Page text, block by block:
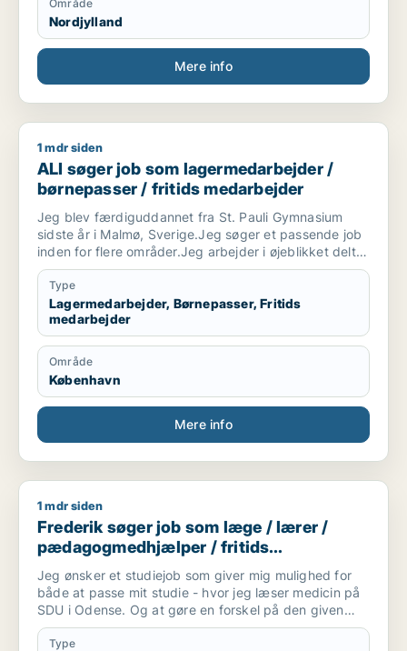
Område
Nordjylland
Mere info
ALI søger job som lagermedarbejder / børnepasser / fritids
1 mdr siden
ALI søger job som lagermedarbejder /
børnepasser / fritids medarbejder
Jeg blev færdiguddannet fra St. Pauli Gymnasium
sidste år i Malmø, Sverige.Jeg søger et passende job
inden for flere områder.Jeg arbejder i øjeblikket deltid
på et lager i København. Jeg leder efter et bedre job.
Type
Lagermedarbejder, Børnepasser, Fritids
medarbejder
Område
København
Mere info
Frederik søger job som læge / lærer / pædagogmedhjælper
1 mdr siden
Frederik søger job som læge / lærer /
pædagogmedhjælper / fritids
medarbejder
Jeg ønsker et studiejob som giver mig mulighed for
både at passe mit studie - hvor jeg læser medicin på
SDU i Odense. Og at gøre en forskel på den given
arbejdsplads.
Type